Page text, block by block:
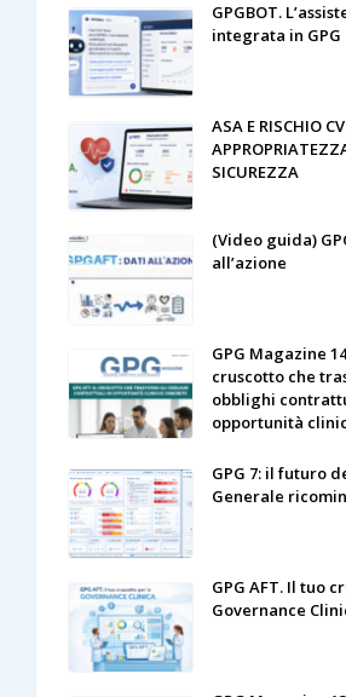
GPGBOT.
integrata in GPG
ASA E RISCHIO
SICUREZZA
(Video guida)
all’azione
GPG Magazine
cruscotto che
obblighi
opportunità
GPG 7: il futuro
Generale
GPG AFT. Il tuo
Governance